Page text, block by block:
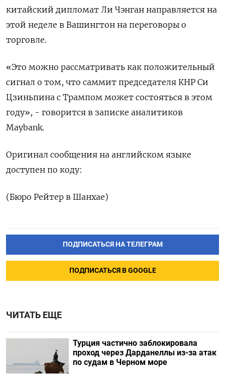
китайский дипломат Ли Чэнган направляется на
этой неделе в Вашингтон на переговоры о
торговле.
«Это можно рассматривать как положительный
сигнал о том, что саммит председателя КНР Си
Цзиньпина с Трампом может состояться в этом
году», - говорится в записке аналитиков
Maybank.
Оригинал сообщения на английском языке
доступен по коду:
(Бюро Рейтер в Шанхае)
ПОДПИСАТЬСЯ НА ТЕЛЕГРАМ
ПОДПИСАТЬСЯ В GOOGLE
ЧИТАТЬ ЕЩЕ
Турция частично заблокировала
проход через Дарданеллы из-за атак
по судам в Черном море